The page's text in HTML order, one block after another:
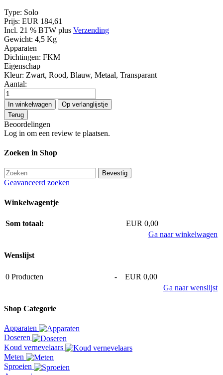
Type: Solo
Prijs: EUR 184,61
Incl. 21 % BTW plus Verzending
Gewicht: 4,5 Kg
Apparaten
Dichtingen: FKM
Eigenschap
Kleur: Zwart, Rood, Blauw, Metaal, Transparant
Aantal:
Beoordelingen
Log in om een review te plaatsen.
Zoeken in Shop
Geavanceerd zoeken
Winkelwagentje
Som totaal:
EUR 0,00
Ga naar winkelwagen
Wenslijst
0 Producten -
EUR 0,00
Ga naar wenslijst
Shop Categorie
Apparaten
Doseren
Koud vernevelaars
Meten
Sproeien